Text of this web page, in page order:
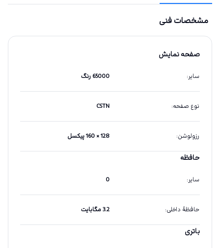
مشخصات فنی
صفحه نمایش
سایر: 65000 رنگ
نوع صفحه:
CSTN
رزولوشن: 128 × 160 پیکسل
حافظه
سایر:
0
حافظهٔ داخلی: 3.2 مگابایت
باتری